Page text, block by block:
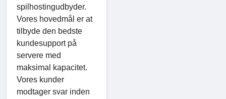
spilhostingudbyder.
Vores hovedmål er at
tilbyde den bedste
kundesupport på
servere med
maksimal kapacitet.
Vores kunder
modtager svar inden